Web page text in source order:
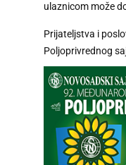
ulaznicom može
Prijateljstva i
Poljoprivrednog